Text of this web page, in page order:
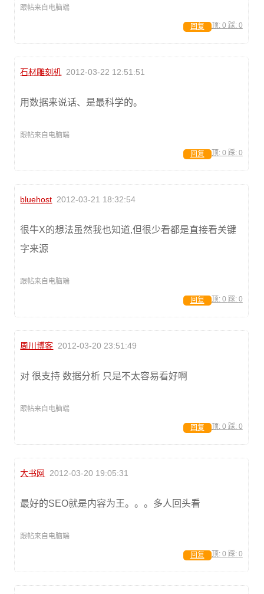
跟帖来自电脑端
顶: 0 踩: 0
回复
石材雕刻机 2012-03-22 12:51:51
用数据来说话、是最科学的。
跟帖来自电脑端
顶: 0 踩: 0
回复
bluehost 2012-03-21 18:32:54
很牛X的想法虽然我也知道,但很少看都是直接看关键
字来源
跟帖来自电脑端
顶: 0 踩: 0
回复
周川博客 2012-03-20 23:51:49
对 很支持 数据分析 只是不太容易看好啊
跟帖来自电脑端
顶: 0 踩: 0
回复
大书网 2012-03-20 19:05:31
最好的SEO就是内容为王。。。多人回头看
跟帖来自电脑端
顶: 0 踩: 0
回复